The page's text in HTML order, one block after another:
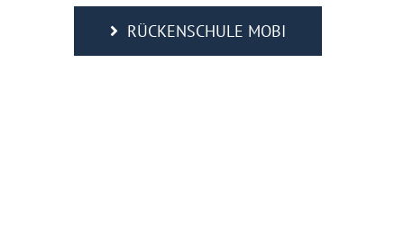
RÜCKENSCHULE MOBI